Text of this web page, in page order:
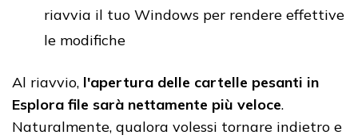
riavvia il tuo Windows per rendere effettive
le modifiche
Al riavvio, l'apertura delle cartelle pesanti in
Esplora file sarà nettamente più veloce.
Naturalmente, qualora volessi tornare indietro e